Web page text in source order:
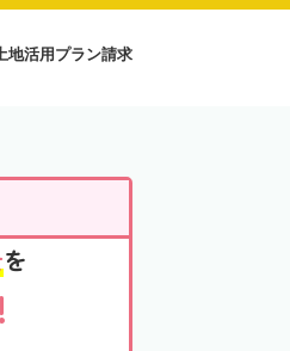
地活用プラン請求
を